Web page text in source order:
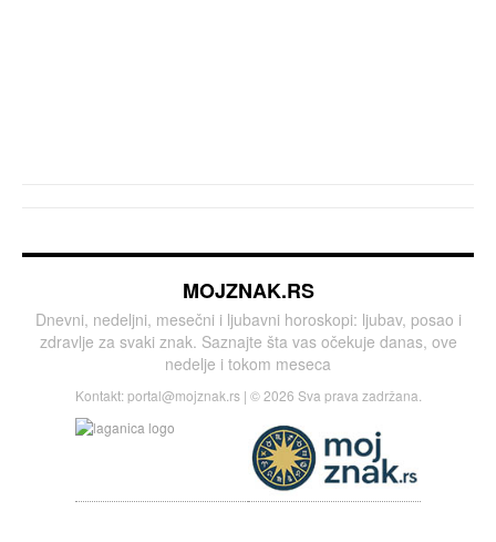
MOJZNAK.RS
Dnevni, nedeljni, mesečni i ljubavni horoskopi: ljubav, posao i
zdravlje za svaki znak. Saznajte šta vas očekuje danas, ove
nedelje i tokom meseca
Kontakt: portal@mojznak.rs| © 2026 Sva prava zadržana.